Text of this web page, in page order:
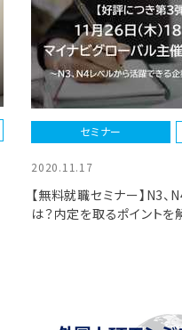
セミナー
2020.11.17
【無料就職セミナー】N3
は？内定を取るポイントを